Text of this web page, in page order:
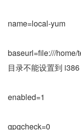
name=local-yum
baseurl=file:///
目录不能设置到
enabled=1
gpgcheck=0